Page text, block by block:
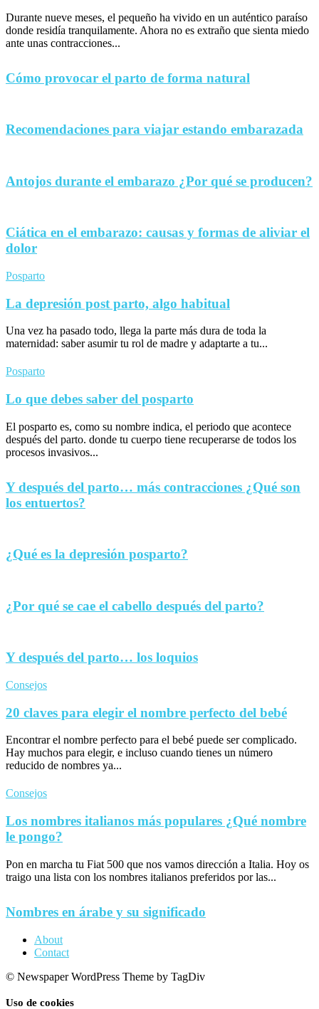
Durante nueve meses, el pequeño ha vivido en un auténtico paraíso
donde residía tranquilamente. Ahora no es extraño que sienta miedo
ante unas contracciones...
Cómo provocar el parto de forma natural
Recomendaciones para viajar estando embarazada
Antojos durante el embarazo ¿Por qué se producen?
Ciática en el embarazo: causas y formas de aliviar el
dolor
Posparto
La depresión post parto, algo habitual
Una vez ha pasado todo, llega la parte más dura de toda la
maternidad: saber asumir tu rol de madre y adaptarte a tu...
Posparto
Lo que debes saber del posparto
El posparto es, como su nombre indica, el periodo que acontece
después del parto. donde tu cuerpo tiene recuperarse de todos los
procesos invasivos...
Y después del parto… más contracciones ¿Qué son
los entuertos?
¿Qué es la depresión posparto?
¿Por qué se cae el cabello después del parto?
Y después del parto… los loquios
Consejos
20 claves para elegir el nombre perfecto del bebé
Encontrar el nombre perfecto para el bebé puede ser complicado.
Hay muchos para elegir, e incluso cuando tienes un número
reducido de nombres ya...
Consejos
Los nombres italianos más populares ¿Qué nombre
le pongo?
Pon en marcha tu Fiat 500 que nos vamos dirección a Italia. Hoy os
traigo una lista con los nombres italianos preferidos por las...
Nombres en árabe y su significado
About
Contact
© Newspaper WordPress Theme by TagDiv
Uso de cookies